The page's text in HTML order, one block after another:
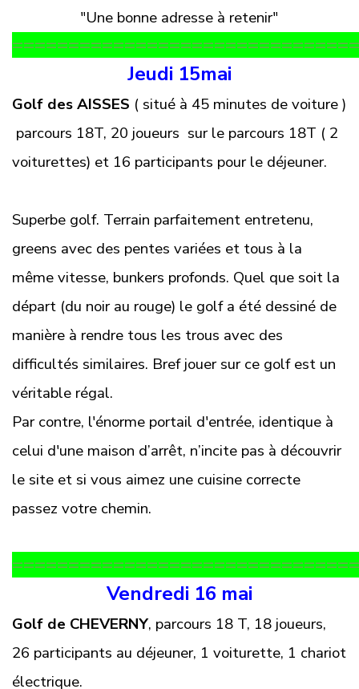
"Une bonne adresse à retenir"
Jeudi 15mai
Golf des AISSES ( situé à 45 minutes de voiture )
parcours 18T, 20 joueurs sur le parcours 18T ( 2
voiturettes) et 16 participants pour le déjeuner.
Superbe golf. Terrain parfaitement entretenu,
greens avec des pentes variées et tous à la
même vitesse, bunkers profonds. Quel que soit la
départ (du noir au rouge) le golf a été dessiné de
manière à rendre tous les trous avec des
difficultés similaires. Bref jouer sur ce golf est un
véritable régal.
Par contre, l'énorme portail d'entrée, identique à
celui d'une maison d’arrêt, n’incite pas à découvrir
le site et si vous aimez une cuisine correcte
passez votre chemin.
Vendredi 16 mai
Golf de CHEVERNY, parcours 18 T, 18 joueurs,
26 participants au déjeuner, 1 voiturette, 1 chariot
électrique.